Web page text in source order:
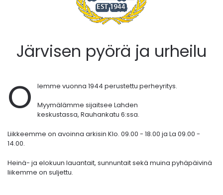
Järvisen pyörä ja urheilu
O
lemme vuonna 1944 perustettu perheyritys.
Myymälämme sijaitsee Lahden
keskustassa, Rauhankatu 6:ssa.
Liikkeemme on avoinna arkisin Klo. 09.00 - 18.00 ja La 09.00 -
14.00.
Heinä- ja elokuun lauantait, sunnuntait sekä muina pyhäpäivinä
liikemme on suljettu.